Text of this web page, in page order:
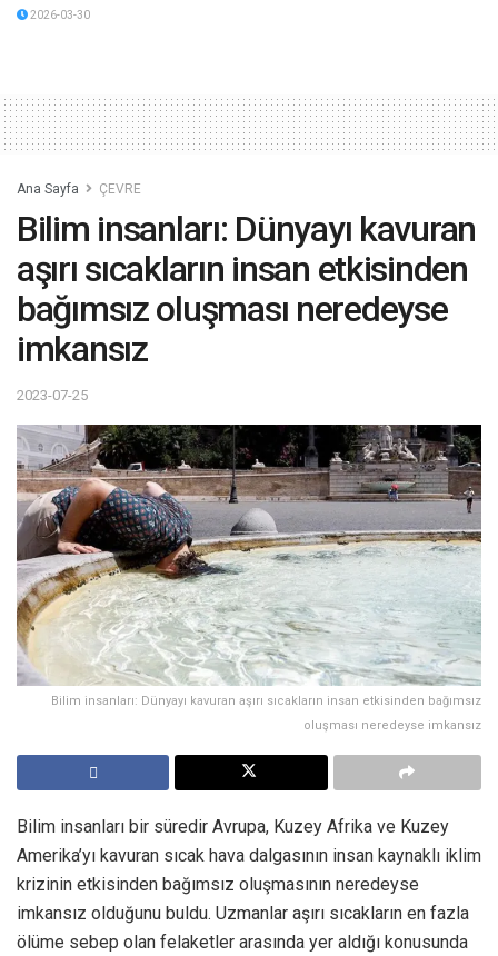
2026-03-30
Ana Sayfa ÇEVRE
Bilim insanları: Dünyayı kavuran
aşırı sıcakların insan etkisinden
bağımsız oluşması neredeyse
imkansız
2023-07-25
Bilim insanları: Dünyayı kavuran aşırı sıcakların insan etkisinden bağımsız
oluşması neredeyse imkansız
Bilim insanları bir süredir Avrupa, Kuzey Afrika ve Kuzey
Amerika’yı kavuran sıcak hava dalgasının insan kaynaklı iklim
krizinin etkisinden bağımsız oluşmasının neredeyse
imkansız olduğunu buldu. Uzmanlar aşırı sıcakların en fazla
ölüme sebep olan felaketler arasında yer aldığı konusunda